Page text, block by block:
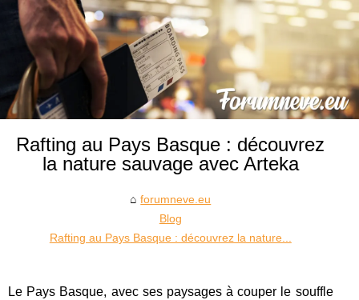
Rafting au Pays Basque : découvrez
la nature sauvage avec Arteka
forumneve.eu
Blog
Rafting au Pays Basque : découvrez la nature...
Le Pays Basque, avec ses paysages à couper le souffle